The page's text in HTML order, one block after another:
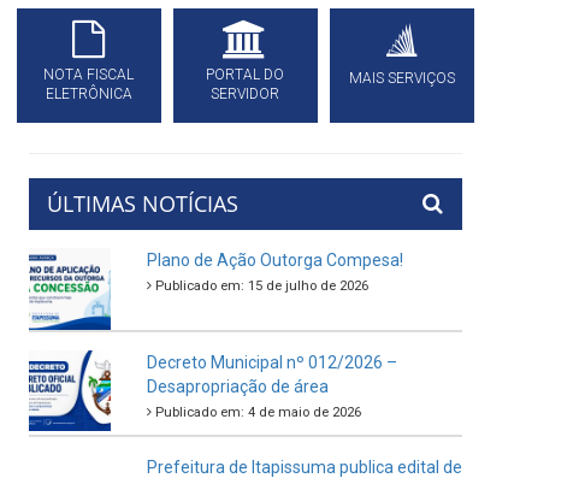
NOTA FISCAL
ELETRÔNICA
PORTAL DO
SERVIDOR
MAIS SERVIÇOS
ÚLTIMAS NOTÍCIAS
Plano de Ação Outorga Compesa!
Publicado em: 15 de julho de 2026
Decreto Municipal nº 012/2026 –
Desapropriação de área
Publicado em: 4 de maio de 2026
Prefeitura de Itapissuma publica edital de